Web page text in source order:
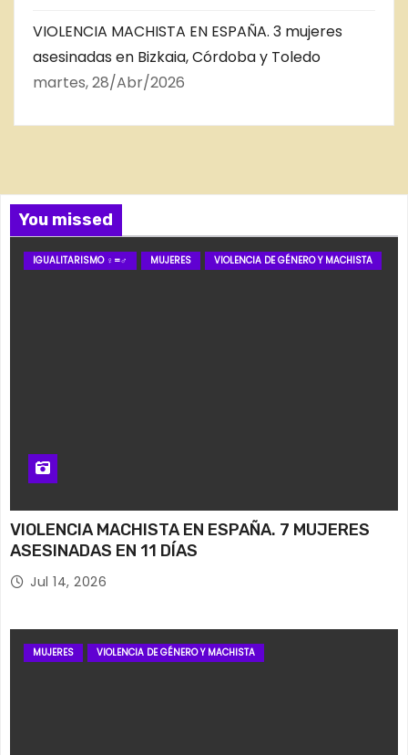
VIOLENCIA MACHISTA EN ESPAÑA. 3 mujeres
asesinadas en Bizkaia, Córdoba y Toledo
martes, 28/Abr/2026
You missed
IGUALITARISMO ♀=♂ MUJERES VIOLENCIA DE GÉNERO Y MACHISTA
VIOLENCIA MACHISTA EN ESPAÑA. 7 MUJERES
ASESINADAS EN 11 DÍAS
Jul 14, 2026
MUJERES VIOLENCIA DE GÉNERO Y MACHISTA